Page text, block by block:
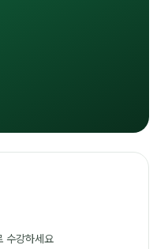
수강하세요